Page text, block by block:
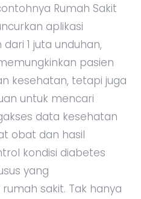
Rumah Sakit
aplikasi
1 juta unduhan,
pasien
kesehatan, tetapi juga
untuk mencari
data kesehatan
obat dan hasil
kondisi diabetes
yang
sakit. Tak hanya